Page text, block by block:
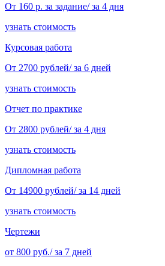
От 160 р. за задание/ за 4 дня
узнать стоимость
Курсовая работа
От 2700 рублей/ за 6 дней
узнать стоимость
Отчет по практике
От 2800 рублей/ за 4 дня
узнать стоимость
Дипломная работа
От 14900 рублей/ за 14 дней
узнать стоимость
Чертежи
от 800 руб./ за 7 дней